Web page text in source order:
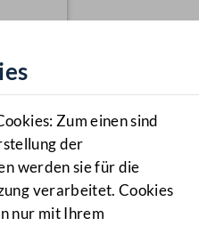
Zum einen sind
der
werden sie für die
verarbeitet. Cookies
nur mit Ihrem